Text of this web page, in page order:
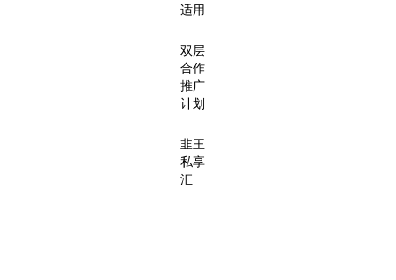
适用
双层
合作
推广
计划
韭王
私享
汇